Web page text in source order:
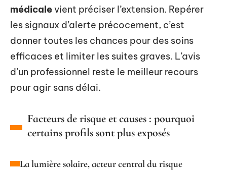
médicalevient préciser l’extension. Repérer
les signaux d’alerte précocement, c’est
donner toutes les chances pour des soins
efficaces et limiter les suites graves. L’avis
d’un professionnel reste le meilleur recours
pour agir sans délai.
Facteurs de risque et causes : pourquoi
certains profils sont plus exposés
La lumière solaire, acteur central du risque